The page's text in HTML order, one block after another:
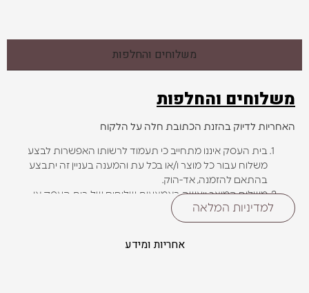
משלוחים והחלפות
אחריות ומידע
משלוחים והחלפות
האחריות לדיוק בהזנת הכתובת חלה על הלקוח
בית העסק איננו מתחייב כי תעמוד לרשותו האפשרות לבצע
משלוח עבור כל מוצר ו/או בכל עת והמענה בעניין זה יתבצע
בהתאם להזמנה, אד-הוק.
משלוח המוצר ייעשה באמצעות שליחים של בית העסק או
שירות שליחים חיצוני מבוטח, לפי שיקול דעתו של בית העסק.
בהזמנת מוצר
למדיניות המלאה